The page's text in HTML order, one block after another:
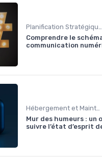
Planification Stratégique Digitale
Comprendre le
communication
Hébergement et Maintenance Web
Mur des humeurs : un
suivre l’état d’esprit